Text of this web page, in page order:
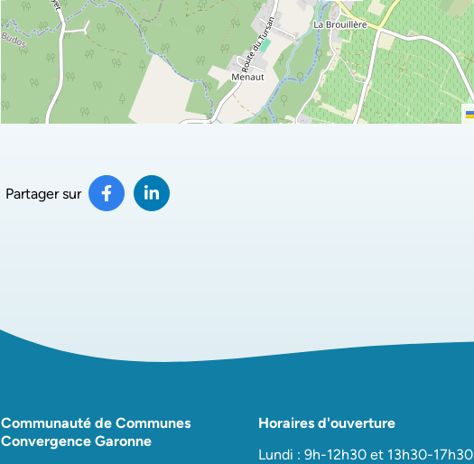
Partager sur Partager sur Facebook
(ouverture dans un nouvel onglet)
Partager sur LinkedIn
(ouverture dans un nouvel onglet)
Communauté de Communes
Convergence Garonne
Horaires d'ouverture
Lundi : 9h-12h30 et 13h30-17h30